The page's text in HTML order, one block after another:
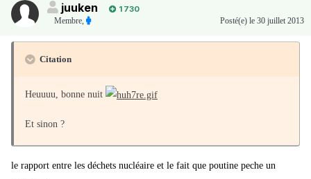
juuken
1 730
Membre, Posté(e) le 30 juillet 2013
Citation
Heuuuu, bonne nuit
Et sinon ?
le rapport entre les déchets nucléaire et le fait que poutine peche un